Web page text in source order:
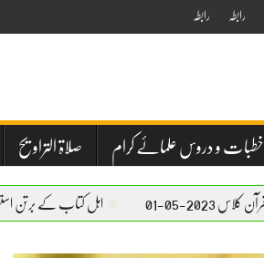
رابطہ رابطہ
خطبات و دروس علمائے کرام صلاۃ التراویح
اہل کتاب کے برتن استعمال کرنے کا بیان –